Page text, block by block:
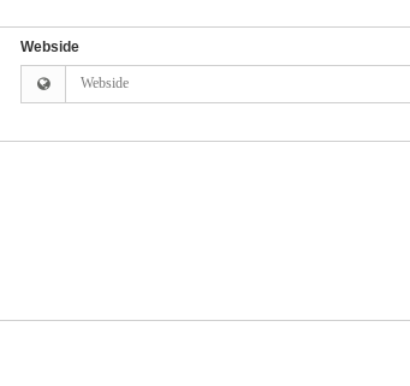
Webside